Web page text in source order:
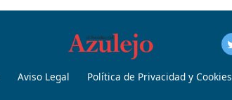
Aviso Legal Política de Privacidad y Cookies